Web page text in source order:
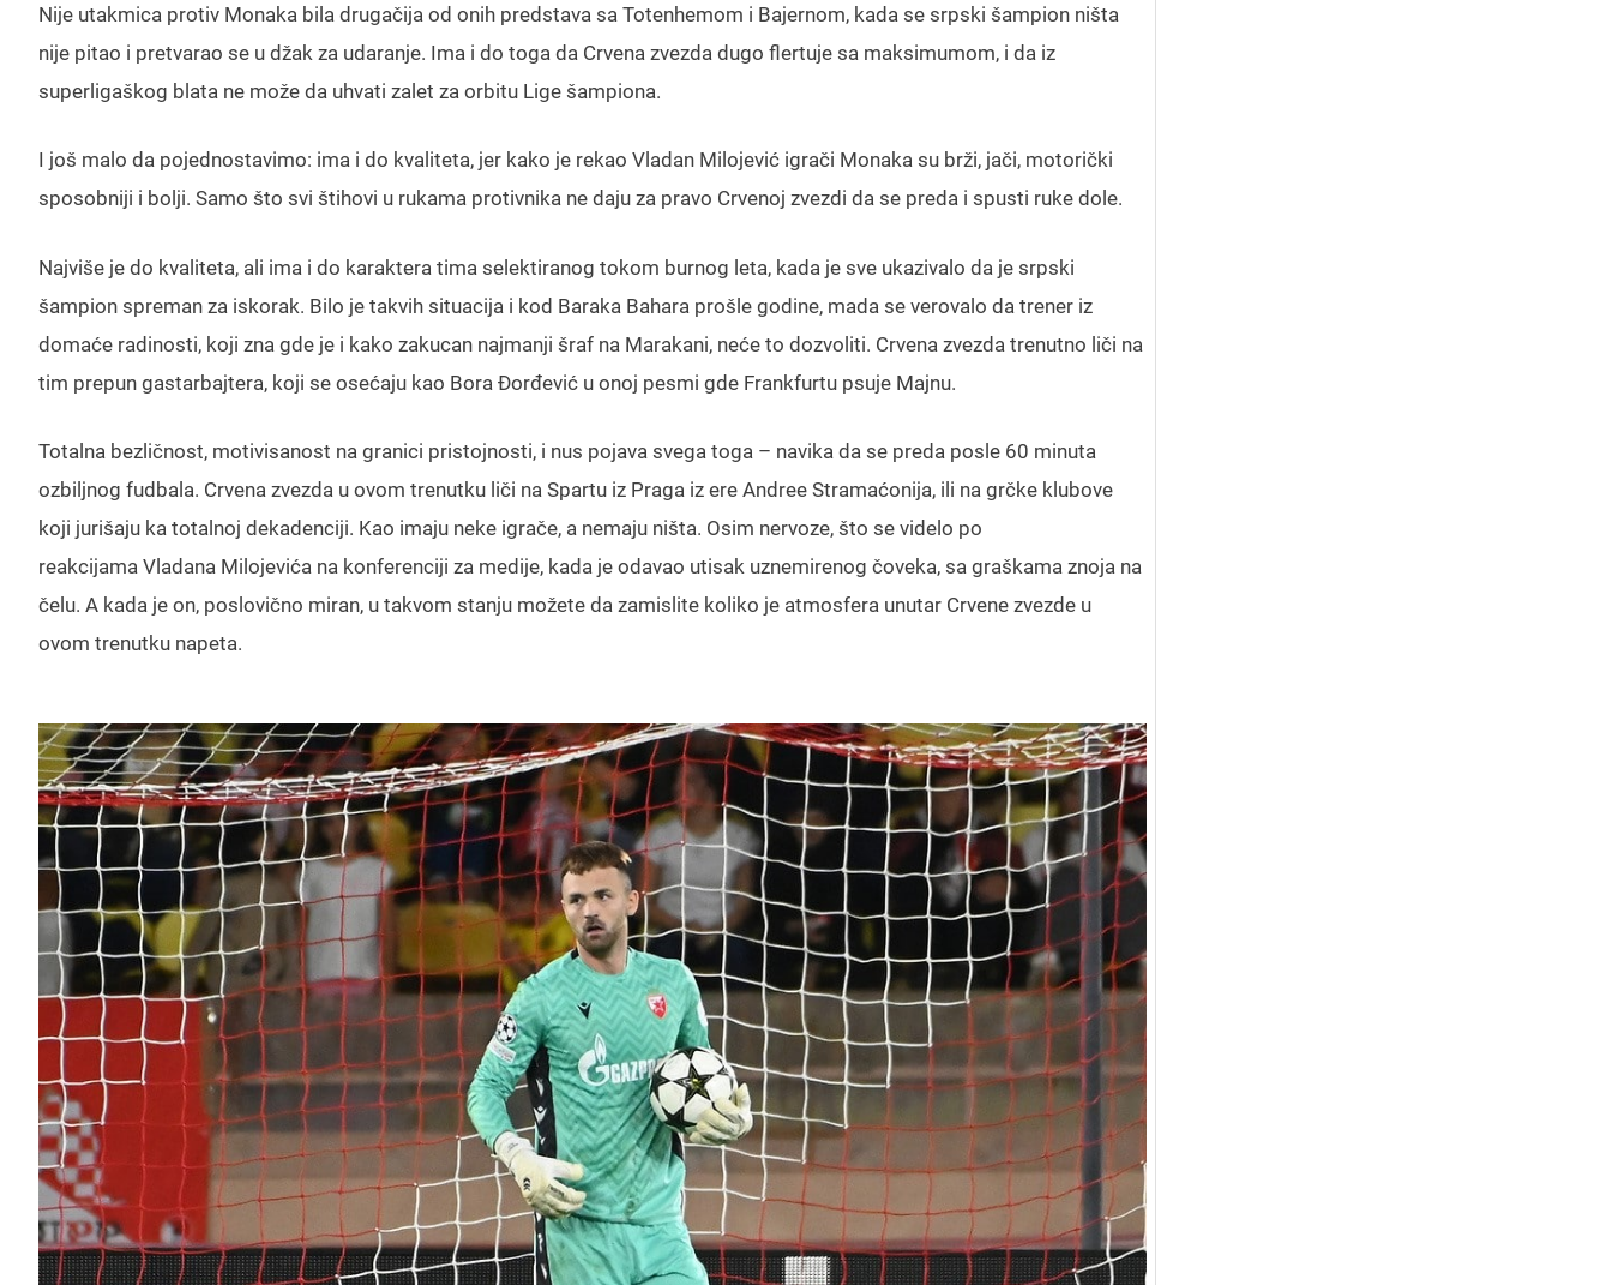
Nije utakmica protiv Monaka bila drugačija od onih predstava sa Totenhemom i Bajernom, kada se srpski šampion ništa
nije pitao i pretvarao se u džak za udaranje. Ima i do toga da Crvena zvezda dugo flertuje sa maksimumom, i da iz
superligaškog blata ne može da uhvati zalet za orbitu Lige šampiona.
I još malo da pojednostavimo: ima i do kvaliteta, jer kako je rekao Vladan Milojević igrači Monaka su brži, jači, motorički
sposobniji i bolji. Samo što svi štihovi u rukama protivnika ne daju za pravo Crvenoj zvezdi da se preda i spusti ruke dole.
Najviše je do kvaliteta, ali ima i do karaktera tima selektiranog tokom burnog leta, kada je sve ukazivalo da je srpski
šampion spreman za iskorak. Bilo je takvih situacija i kod Baraka Bahara prošle godine, mada se verovalo da trener iz
domaće radinosti, koji zna gde je i kako zakucan najmanji šraf na Marakani, neće to dozvoliti. Crvena zvezda trenutno liči na
tim prepun gastarbajtera, koji se osećaju kao Bora Đorđević u onoj pesmi gde Frankfurtu psuje Majnu.
Totalna bezličnost, motivisanost na granici pristojnosti, i nus pojava svega toga – navika da se preda posle 60 minuta
ozbiljnog fudbala. Crvena zvezda u ovom trenutku liči na Spartu iz Praga iz ere Andree Stramaćonija, ili na grčke klubove
koji jurišaju ka totalnoj dekadenciji. Kao imaju neke igrače, a nemaju ništa. Osim nervoze, što se videlo po
reakcijama Vladana Milojevića na konferenciji za medije, kada je odavao utisak uznemirenog čoveka, sa graškama znoja na
čelu. A kada je on, poslovično miran, u takvom stanju možete da zamislite koliko je atmosfera unutar Crvene zvezde u
ovom trenutku napeta.